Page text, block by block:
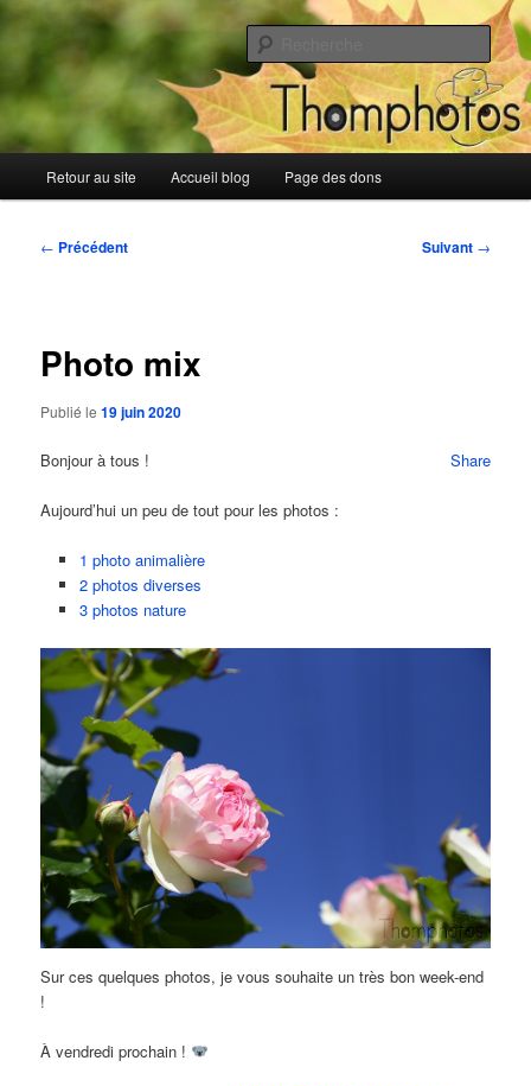
Aller
au
Blog de Thomphotos
Blog de Thomphotos
principal
Retour au site Accueil blog Page des dons
Navigation
← Précédent Suivant →
Photo mix
Publié le19 juin 2020
Share
Bonjour à tous !
Aujourd’hui un peu de tout pour les photos :
1 photo animalière
2 photos diverses
3 photos nature
Sur ces quelques photos, je vous souhaite un très bon week-end
!
À vendredi prochain !